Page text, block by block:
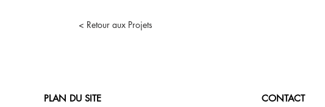
< Retour aux Projets
PLAN DU SITE CONTACT